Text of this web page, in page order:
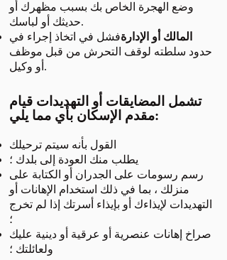
وضع الهجرة الخاص بك بسبب مظهرك أو
حديثك أو لباسك.
المالك أو الإدارةفشل في اتخاذ إجراء في
حدود سلطته لوقف التحرش من قبل موظف
أو وكيل.
تشمل المضايقات أو التهديدات قيام
مقدم الإسكان بأي مما يلي:
يطلب منك العودة إلى بلدك ؛
رسم رسومات على الجدران أو الكتابة على
منزلك ، بما في ذلك استخدام الإهانات أو
التهديدات لإيذاءك أو بإيذاء أسرتك إذا لم تخرج
صراخ إهانات عنصرية أو عرقية أو دينية عليك